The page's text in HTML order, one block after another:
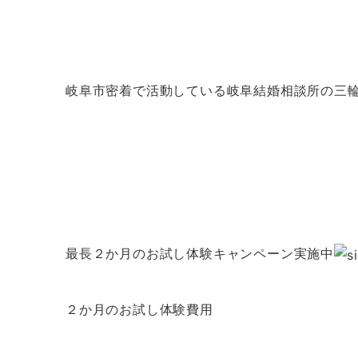
岐阜市密着で活動している岐阜結婚相談所の三
最長２か月のお試し体験キャンペーン実施中
２か月のお試し体験費用